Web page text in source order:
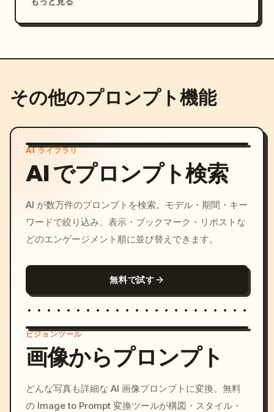
その他のプロンプト機能
AI ライブラリ
AI でプロンプト検索
AI が数万件のプロンプトを検索。モデル・期間・キー
ワードで絞り込み、表示・ブックマーク・リポストな
どのエンゲージメント順に並び替えできます。
無料で試す
c, cyberpunk sunset, neon
colors, 8k --v 6.0
ビジョンツール
画像からプロンプト
どんな写真も詳細な AI 画像プロンプトに変換。無料
の Image to Prompt 変換ツールが構図・スタイル・